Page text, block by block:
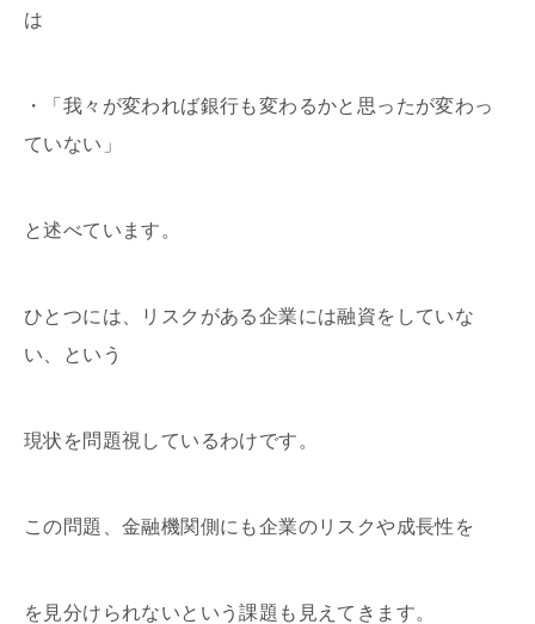
は
・「我々が変われば銀行も変わるかと思ったが変わっ
ていない」
と述べています。
ひとつには、リスクがある企業には融資をしていな
い、という
現状を問題視しているわけです。
この問題、金融機関側にも企業のリスクや成長性を
を見分けられないという課題も見えてきます。